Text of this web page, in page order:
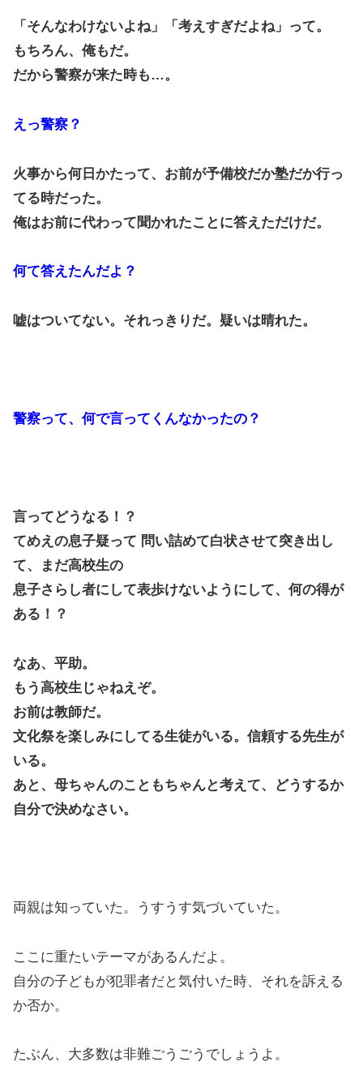
「そんなわけないよね」「考えすぎだよね」って。
もちろん、俺もだ。
だから警察が来た時も…。
えっ警察？
火事から何日かたって、お前が予備校だか塾だか行っ
てる時だった。
俺はお前に代わって聞かれたことに答えただけだ。
何て答えたんだよ？
嘘はついてない。それっきりだ。疑いは晴れた。
警察って、何で言ってくんなかったの？
言ってどうなる！？
てめえの息子疑って 問い詰めて白状させて突き出し
て、まだ高校生の
息子さらし者にして表歩けないようにして、何の得が
ある！？
なあ、平助。
もう高校生じゃねえぞ。
お前は教師だ。
文化祭を楽しみにしてる生徒がいる。信頼する先生が
いる。
あと、母ちゃんのこともちゃんと考えて、どうするか
自分で決めなさい。
両親は知っていた。うすうす気づいていた。
ここに重たいテーマがあるんだよ。
自分の子どもが犯罪者だと気付いた時、それを訴える
か否か。
たぶん、大多数は非難ごうごうでしょうよ。